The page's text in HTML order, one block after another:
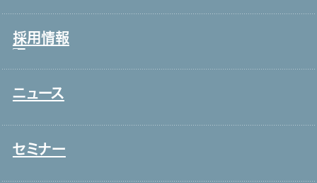
営業
採用情報
新卒採用
中途採用
ニュース
セミナー